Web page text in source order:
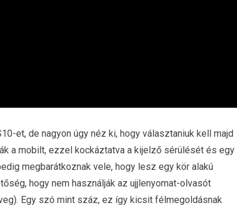
et, de nagyon úgy néz ki, hogy választaniuk kell majd
a mobilt, ezzel kockáztatva a kijelző sérülését és egy
megbarátkoznak vele, hogy lesz egy kör alakú
hogy nem használják az ujjlenyomat-olvasót
Egy szó mint száz, ez így kicsit félmegoldásnak